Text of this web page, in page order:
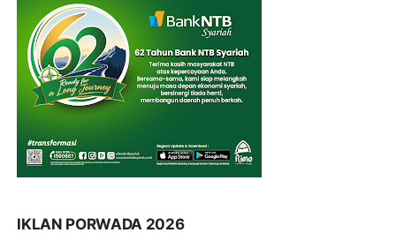
IKLAN PORWADA 2026